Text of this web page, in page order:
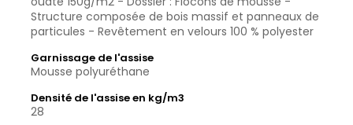
Structure composée de bois massif et panneaux de
particules - Revêtement en velours 100 % polyester
Garnissage de l'assise
Mousse polyuréthane
Densité de l'assise en kg/m3
28